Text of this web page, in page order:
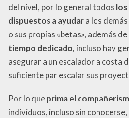
del nivel, por lo general todos
dispuestos a ayudara los
o sus propias «betas», además de
tiempo dedicado, incluso hay
asegurar a un escalador a costa
suficiente par escalar sus
Por lo queprima el
individuos, incluso sin